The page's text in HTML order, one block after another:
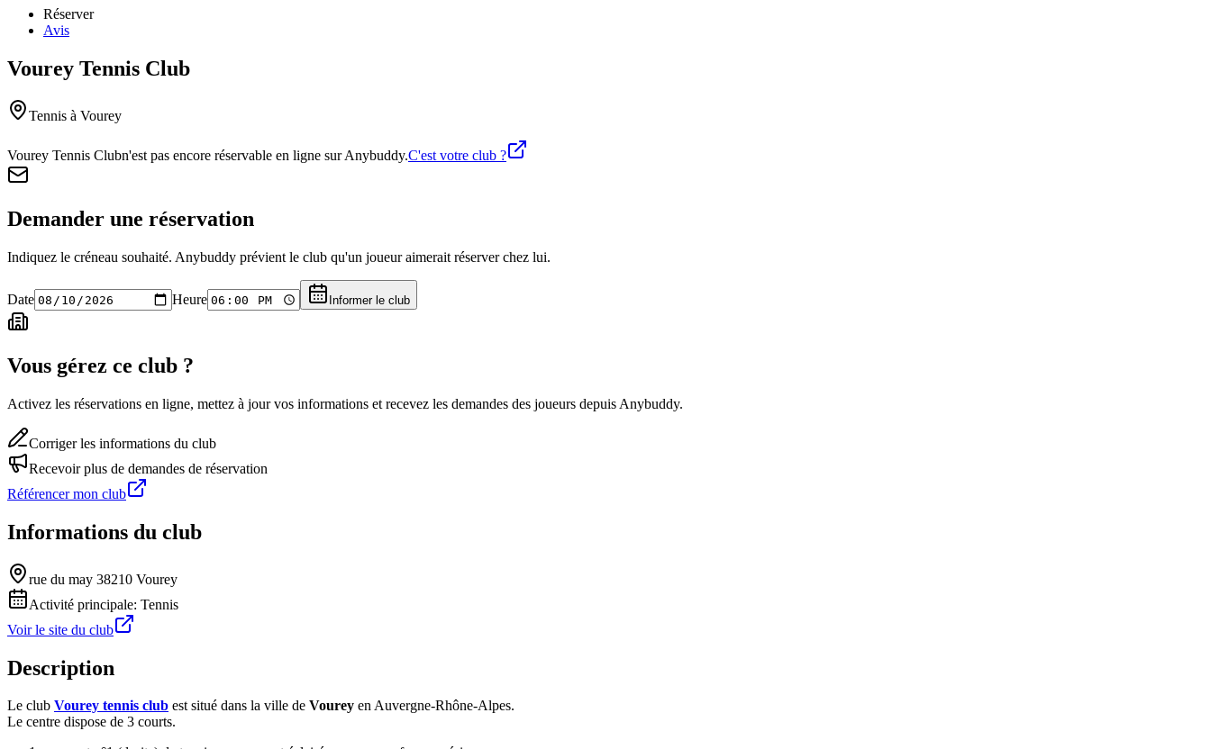
Réserver
Avis
Vourey Tennis Club
Tennis à Vourey
Vourey Tennis Clubn'est pas encore réservable en ligne sur Anybuddy.C'est votre club ?
Demander une réservation
Indiquez le créneau souhaité. Anybuddy prévient le club qu'un joueur aimerait réserver chez lui.
Date Heure Informer le club
Vous gérez ce club ?
Activez les réservations en ligne, mettez à jour vos informations et recevez les demandes des joueurs depuis Anybuddy.
Corriger les informations du club
Recevoir plus de demandes de réservation
Référencer mon club
Informations du club
rue du may 38210 Vourey
Activité principale: Tennis
Voir le site du club
Description
Le club Vourey tennis club est situé dans la ville de Vourey en Auvergne-Rhône-Alpes.
Le centre dispose de 3 courts.